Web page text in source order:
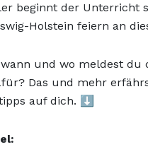
beginnt der Unterricht
Holstein feiern an
wann und wo meldest du
Das und mehr
auf dich. ⬇️